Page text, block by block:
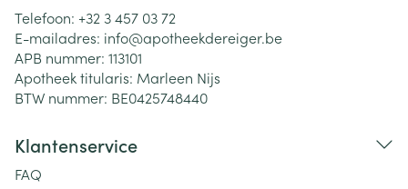
Telefoon: +32 3 457 03 72
E-mailadres: info@apotheekdereiger.be
APB nummer: 113101
Apotheek titularis: Marleen Nijs
BTW nummer: BE0425748440
Klantenservice
FAQ